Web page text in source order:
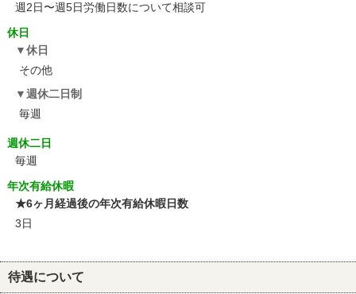
週2日〜週5日労働日数について相談可
休日
休日
その他
週休二日制
毎週
週休二日
毎週
年次有給休暇
★6ヶ月経過後の年次有給休暇日数
3日
待遇について